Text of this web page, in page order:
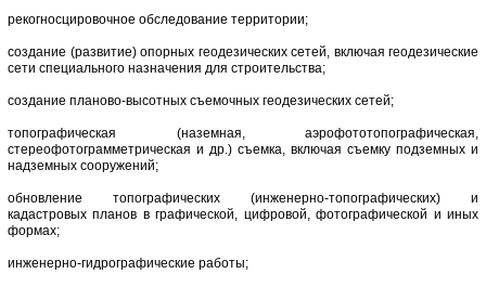
рекогносцировочное обследование территории;
создание (развитие) опорных геодезических сетей, включая геодезические
сети специального назначения для строительства;
создание планово-высотных съемочных геодезических сетей;
топографическая (наземная, аэрофототопографическая,
стереофотограмметрическая и др.) съемка, включая съемку подземных и
надземных сооружений;
обновление топографических (инженерно-топографических) и
кадастровых планов в графической, цифровой, фотографической и иных
формах;
инженерно-гидрографические работы;